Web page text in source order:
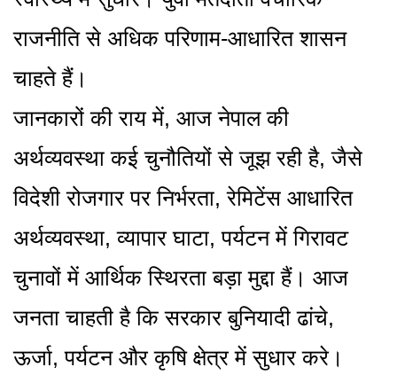
राजनीति से अधिक परिणाम-आधारित शासन
चाहते हैं।
जानकारों की राय में, आज नेपाल की
अर्थव्यवस्था कई चुनौतियों से जूझ रही है, जैसे
विदेशी रोजगार पर निर्भरता, रेमिटेंस आधारित
अर्थव्यवस्था, व्यापार घाटा, पर्यटन में गिरावट
चुनावों में आर्थिक स्थिरता बड़ा मुद्दा हैं। आज
जनता चाहती है कि सरकार बुनियादी ढांचे,
ऊर्जा, पर्यटन और कृषि क्षेत्र में सुधार करे।